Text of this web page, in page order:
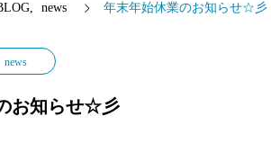
news 年末年始休業のお知らせ☆彡
news
お知らせ☆彡